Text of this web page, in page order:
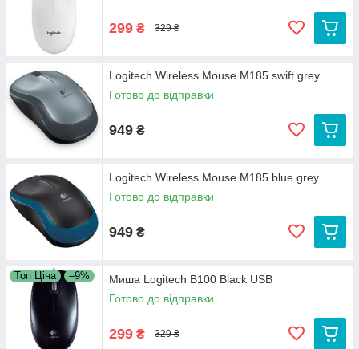
299 ₴ 329 ₴
Logitech Wireless Mouse M185 swift grey
Готово до відправки
949 ₴
Logitech Wireless Mouse M185 blue grey
Готово до відправки
949 ₴
Топ Ціна –9%
Миша Logitech B100 Black USB
Готово до відправки
299 ₴ 329 ₴